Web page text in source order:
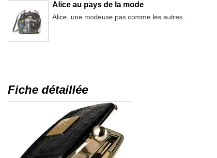
Alice au pays de la mode
Alice, une modeuse pas comme les autres...
Fiche détaillée